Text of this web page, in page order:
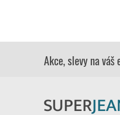
Akce, slevy na váš